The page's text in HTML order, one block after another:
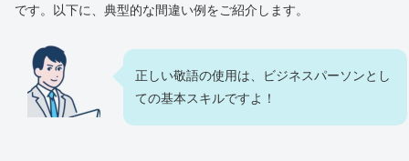
です。以下に、典型的な間違い例をご紹介します。
正しい敬語の使用は、ビジネスパーソンとし
ての基本スキルですよ！